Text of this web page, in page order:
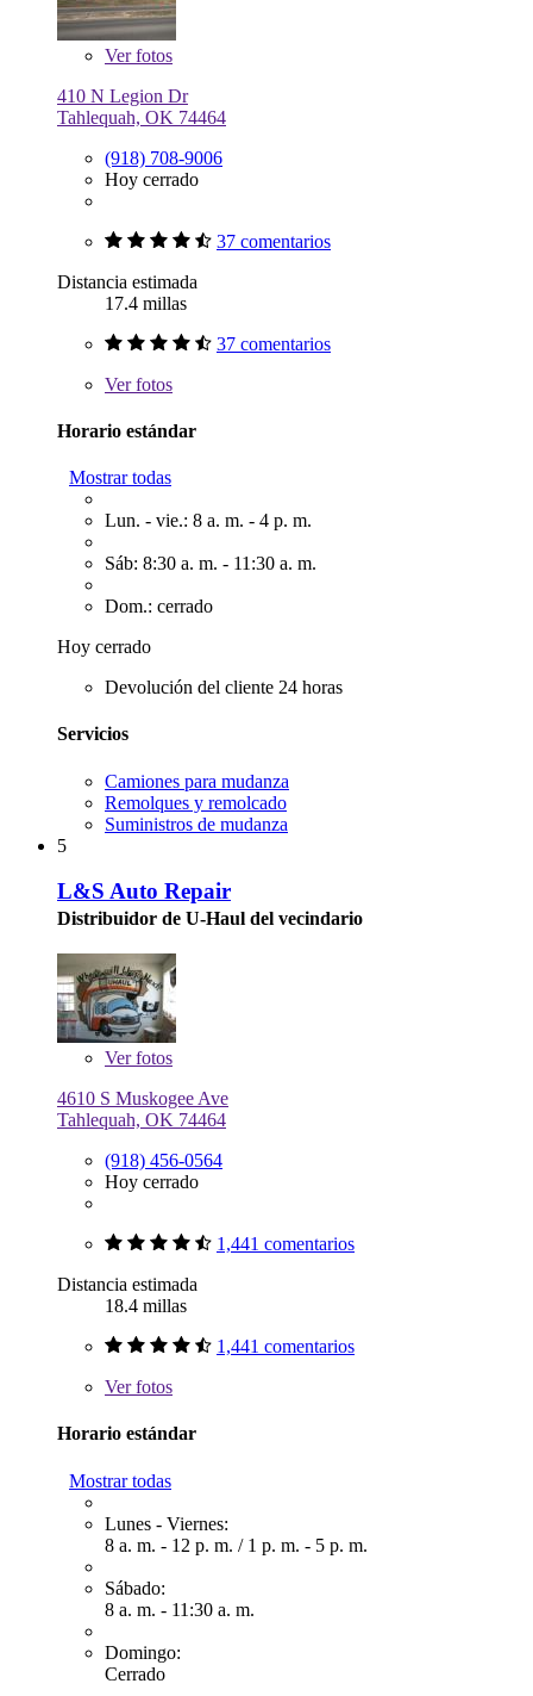
Verfotos
410 N Legion Dr
Tahlequah, OK 74464
(918) 708-9006
Hoy cerrado
37 comentarios
Distancia estimada
17.4 millas
37 comentarios
Verfotos
Horario estándar
Mostrar todas
Lun. - vie.: 8 a. m. - 4 p. m.
Sáb: 8:30 a. m. - 11:30 a. m.
Dom.: cerrado
Hoy cerrado
Devolución del cliente 24 horas
Servicios
Camiones para mudanza
Remolques y remolcado
Suministros de mudanza
5
L&S Auto Repair
Distribuidor de U-Haul del vecindario
Verfotos
4610 S Muskogee Ave
Tahlequah, OK 74464
(918) 456-0564
Hoy cerrado
1,441 comentarios
Distancia estimada
18.4 millas
1,441 comentarios
Verfotos
Horario estándar
Mostrar todas
Lunes - Viernes:
8 a. m. - 12 p. m. / 1 p. m. - 5 p. m.
Sábado:
8 a. m. - 11:30 a. m.
Domingo:
Cerrado